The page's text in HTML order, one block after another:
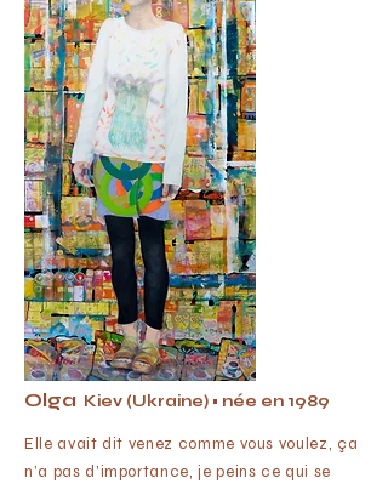
Olga Kiev (Ukraine) • née en 1989
Elle avait dit venez comme vous voulez, ça
n’a pas d’importance, je peins ce qui se